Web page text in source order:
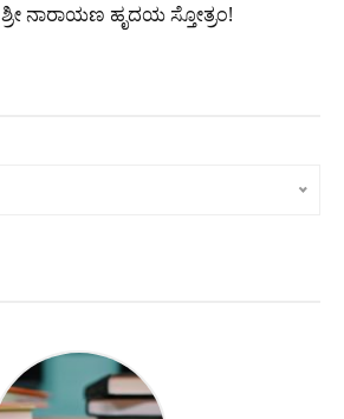
ಶ್ರೀ ನಾರಾಯಣ ಹೃದಯ ಸ್ತೋತ್ರಂ!